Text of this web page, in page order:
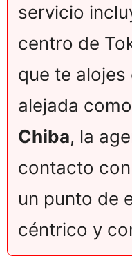
servicio
centro de
que te alojes
alejada como
Chiba, la
contacto
un punto de
céntrico y